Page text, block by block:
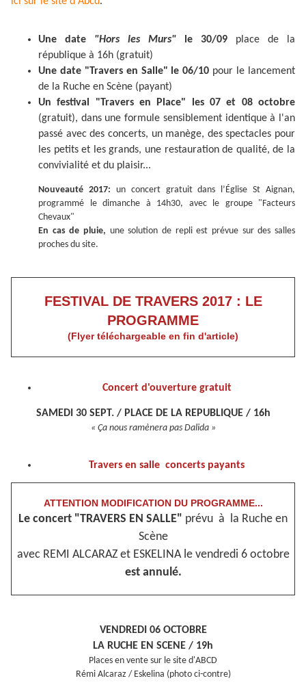
Une date "Hors les Murs" le 30/09 place de la
république à 16h (gratuit)
Une date "Travers en Salle" le 06/10 pour le lancement
de la Ruche en Scène (payant)
Un festival "Travers en Place" les 07 et 08 octobre
(gratuit), dans une formule sensiblement identique à l'an
passé avec des concerts, un manège, des spectacles pour
les petits et les grands, une restauration de qualité, de la
convivialité et du plaisir...
Nouveauté 2017: un concert gratuit dans l’Église St Aignan,
programmé le dimanche à 14h30, avec le groupe "Facteurs
Chevaux"
En cas de pluie, une solution de repli est prévue sur des salles
proches du site.
FESTIVAL DE TRAVERS 2017 : LE
PROGRAMME
(Flyer téléchargeable en fin d'article)
Concert d'ouverture gratuit
SAMEDI 30 SEPT. / PLACE DE LA REPUBLIQUE / 16h
« Ça nous ramènera pas Dalida »
Travers en salle concerts payants
ATTENTION MODIFICATION DU PROGRAMME...
Le concert "TRAVERS EN SALLE" prévu à la Ruche en
Scène
avec REMI ALCARAZ et ESKELINA le vendredi 6 octobre
est annulé.
VENDREDI 06 OCTOBRE
LA RUCHE EN SCENE / 19h
Places en vente sur le site d'ABCD
Rémi Alcaraz / Eskelina (photo ci-contre)